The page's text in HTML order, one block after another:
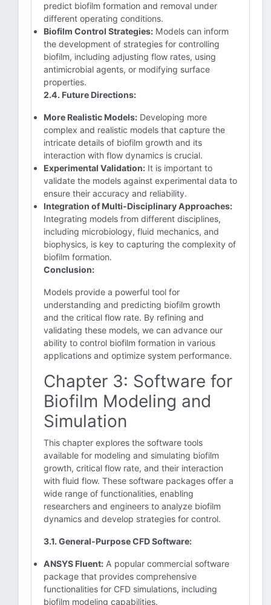
predict biofilm formation and removal under
different operating conditions.
Biofilm Control Strategies: Models can inform
the development of strategies for controlling
biofilm, including adjusting flow rates, using
antimicrobial agents, or modifying surface
properties.
2.4. Future Directions:
More Realistic Models: Developing more
complex and realistic models that capture the
intricate details of biofilm growth and its
interaction with flow dynamics is crucial.
Experimental Validation: It is important to
validate the models against experimental data to
ensure their accuracy and reliability.
Integration of Multi-Disciplinary Approaches:
Integrating models from different disciplines,
including microbiology, fluid mechanics, and
biophysics, is key to capturing the complexity of
biofilm formation.
Conclusion:
Models provide a powerful tool for
understanding and predicting biofilm growth
and the critical flow rate. By refining and
validating these models, we can advance our
ability to control biofilm formation in various
applications and optimize system performance.
Chapter 3: Software for
Biofilm Modeling and
Simulation
This chapter explores the software tools
available for modeling and simulating biofilm
growth, critical flow rate, and their interaction
with fluid flow. These software packages offer a
wide range of functionalities, enabling
researchers and engineers to analyze biofilm
dynamics and develop strategies for control.
3.1. General-Purpose CFD Software:
ANSYS Fluent: A popular commercial software
package that provides comprehensive
functionalities for CFD simulations, including
biofilm modeling capabilities.